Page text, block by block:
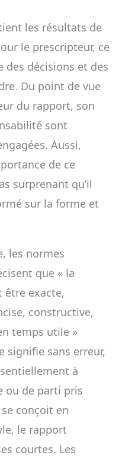
les résultats de
le prescripteur, ce
des décisions et des
Du point de vue
du rapport, son
sont
Aussi,
de ce
surprenant qu’il
sur la forme et
les normes
que « la
exacte,
constructive,
temps utile »
signifie sans erreur,
à
ou de parti pris
conçoit en
le rapport
courtes. Les